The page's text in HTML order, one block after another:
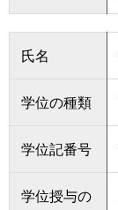
氏名
学位の種類
学位記番号
学位授与の